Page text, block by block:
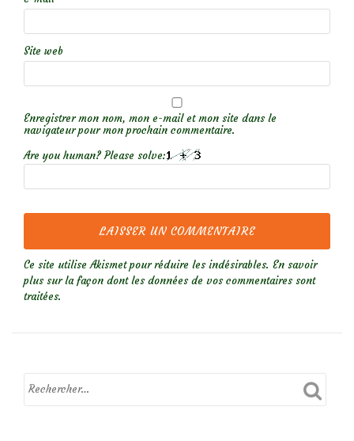
Site web
Enregistrer mon nom, mon e-mail et mon site dans le
navigateur pour mon prochain commentaire.
Are you human? Please solve:
Ce site utilise Akismet pour réduire les indésirables. En savoir
plus sur la façon dont les données de vos commentaires sont
traitées.